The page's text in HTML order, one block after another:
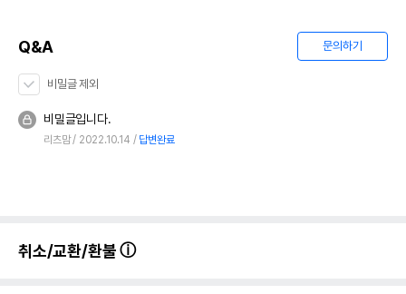
Q&A 문의하기
비밀글 제외
비밀글입니다.
리츠맘 2022.10.14 답변완료
취소/교환/환불